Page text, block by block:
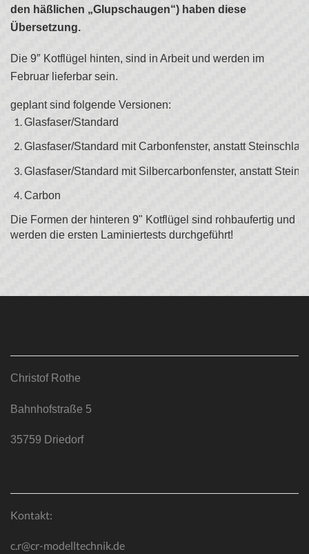
den häßlichen „Glupschaugen“) haben diese
Übersetzung.
Die 9″ Kotflügel hinten, sind in Arbeit und werden im
Februar lieferbar sein.
geplant sind folgende Versionen:
Glasfaser/Standard
Glasfaser/Standard mit Carbonfenster, anstatt
Glasfaser/Standard mit Silbercarbonfenster, anstatt
Carbon
Die Formen der hinteren 9" Kotflügel sind rohbaufertig und
werden die ersten Laminiertests durchgeführt!
Christof Rothe
Bahnhofstraße 5
35759 Driedorf
Kontakt:
c.r@cr-modelltechnik.de